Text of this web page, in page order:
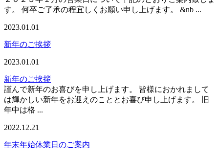
す。 何卒ご了承の程宜しくお願い申し上げます。 &nb ...
2023.01.01
新年のご挨拶
2023.01.01
新年のご挨拶
謹んで新年のお喜びを申し上げます。 皆様におかれまして
は輝かしい新年をお迎えのこととお喜び申し上げます。 旧
年中は格 ...
2022.12.21
年末年始休業日のご案内